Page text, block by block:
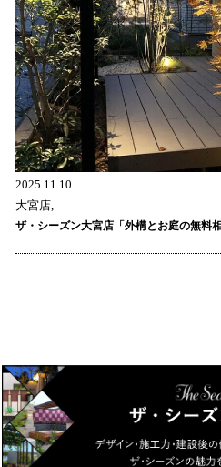
2025.11.10
大宮店,
ザ・シーズン大宮店「外構とお庭の無料